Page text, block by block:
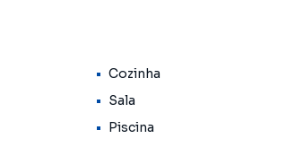
Cozinha
Sala
Piscina